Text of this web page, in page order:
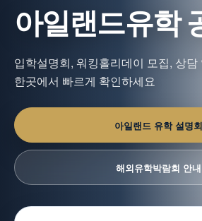
아일랜드유학
입학설명회, 워킹홀리데이 모집, 상
한곳에서 빠르게 확인하세요
아일랜드 유학 설명회
해외유학박람회 안내